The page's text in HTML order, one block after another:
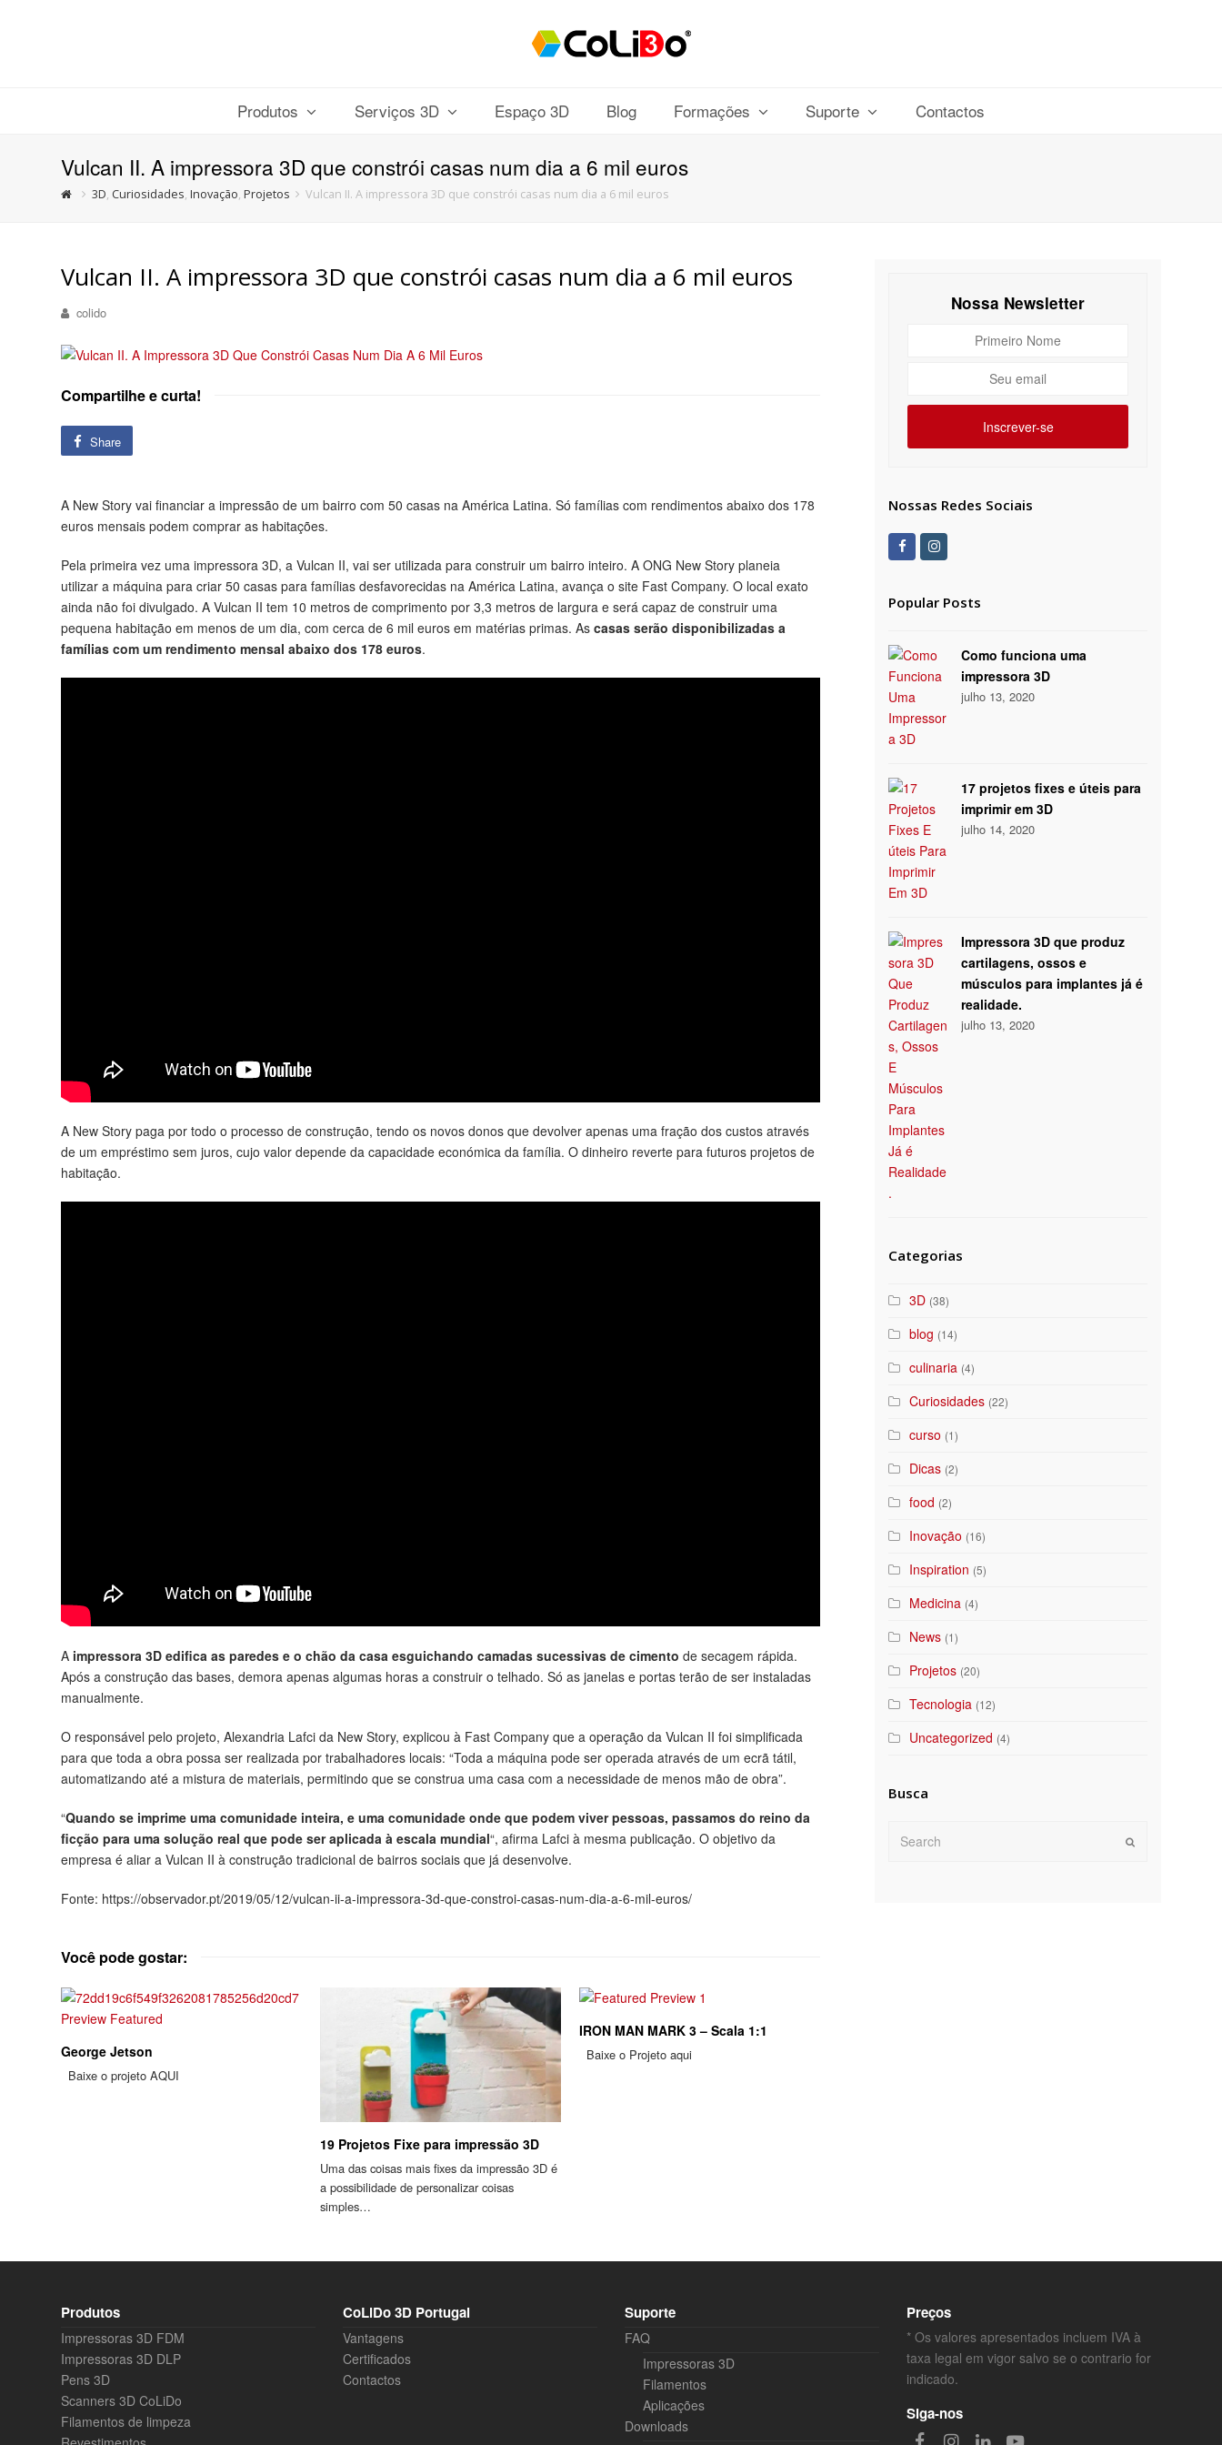
Produtos Serviços 3D Espaço 3D Blog Formações Suporte Contactos
Vulcan II. A impressora 3D que constrói casas num dia a 6 mil euros
3D, Curiosidades,Inovação,Projetos Vulcan II. A impressora 3D que constrói casas num dia a 6 mil euros
Vulcan II. A impressora 3D que constrói casas num dia a 6 mil euros
colido
Compartilhe e curta!
Share
A New Story vai financiar a impressão de um bairro com 50 casas na América Latina. Só famílias com rendimentos abaixo dos 178
euros mensais podem comprar as habitações.
Pela primeira vez uma impressora 3D, a Vulcan II, vai ser utilizada para construir um bairro inteiro. A ONG New Story planeia
utilizar a máquina para criar 50 casas para famílias desfavorecidas na América Latina, avança o site Fast Company. O local exato
ainda não foi divulgado. A Vulcan II tem 10 metros de comprimento por 3,3 metros de largura e será capaz de construir uma
pequena habitação em menos de um dia, com cerca de 6 mil euros em matérias primas. Ascasas serão disponibilizadas a
famílias com um rendimento mensal abaixo dos 178 euros.
A New Story paga por todo o processo de construção, tendo os novos donos que devolver apenas uma fração dos custos através
de um empréstimo sem juros, cujo valor depende da capacidade económica da família. O dinheiro reverte para futuros projetos de
habitação.
A impressora 3D edifica as paredes e o chão da casa esguichando camadas sucessivas de cimento de secagem rápida.
Após a construção das bases, demora apenas algumas horas a construir o telhado. Só as janelas e portas terão de ser instaladas
manualmente.
O responsável pelo projeto, Alexandria Lafci da New Story, explicou à Fast Company que a operação da Vulcan II foi simplificada
para que toda a obra possa ser realizada por trabalhadores locais: “Toda a máquina pode ser operada através de um ecrã tátil,
automatizando até a mistura de materiais, permitindo que se construa uma casa com a necessidade de menos mão de obra”.
“Quando se imprime uma comunidade inteira, e uma comunidade onde que podem viver pessoas, passamos do reino da
ficção para uma solução real que pode ser aplicada à escala mundial“, afirma Lafci à mesma publicação. O objetivo da
empresa é aliar a Vulcan II à construção tradicional de bairros sociais que já desenvolve.
Fonte: https://observador.pt/2019/05/12/vulcan-ii-a-impressora-3d-que-constroi-casas-num-dia-a-6-mil-euros/
Você pode gostar:
George Jetson
Baixe o projeto AQUI
19 Projetos Fixe para impressão 3D
Uma das coisas mais fixes da impressão 3D é
a possibilidade de personalizar coisas
simples…
IRON MAN MARK 3 – Scala 1:1
Baixe o Projeto aqui
Nossa Newsletter
Inscrever-se
Nossas Redes Sociais
FacebookInstagram
Popular Posts
Como funciona uma
impressora 3D
julho 13, 2020
17 projetos fixes e úteis para
imprimir em 3D
julho 14, 2020
Impressora 3D que produz
cartilagens, ossos e
músculos para implantes já é
realidade.
julho 13, 2020
Categorias
3D (38)
blog (14)
culinaria (4)
Curiosidades (22)
curso (1)
Dicas (2)
food (2)
Inovação (16)
Inspiration (5)
Medicina (4)
News (1)
Projetos (20)
Tecnologia (12)
Uncategorized (4)
Busca
Submit
Produtos
Impressoras 3D FDM
Impressoras 3D DLP
Pens 3D
Scanners 3D CoLiDo
Filamentos de limpeza
CoLiDo 3D Portugal
Vantagens
Certificados
Contactos
Suporte
FAQ
Impressoras 3D
Filamentos
Aplicações
Downloads
Preços
* Os valores apresentados incluem IVA à
taxa legal em vigor salvo se o contrario for
indicado.
Siga-nos
FacebookInstagram
LinkedInYoutube